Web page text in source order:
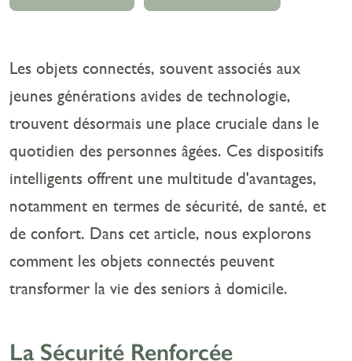
Les objets connectés, souvent associés aux
jeunes générations avides de technologie,
trouvent désormais une place cruciale dans le
quotidien des personnes âgées. Ces dispositifs
intelligents offrent une multitude d'avantages,
notamment en termes de sécurité, de santé, et
de confort. Dans cet article, nous explorons
comment les objets connectés peuvent
transformer la vie des seniors à domicile.
La Sécurité Renforcée